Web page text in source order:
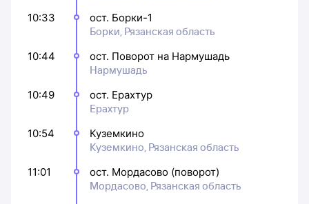
10:33
ост. Борки-1
Борки, Рязанская область
10:44
ост. Поворот на Нармушадь
Нармушадь
10:49
ост. Ерахтур
Ерахтур
10:54
Куземкино
Куземкино, Рязанская область
11:01
ост. Мордасово (поворот)
Мордасово, Рязанская область